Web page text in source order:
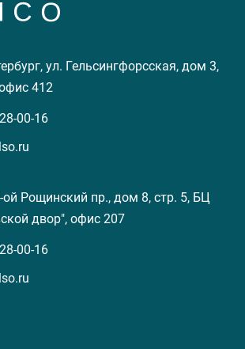
ул. Гельсингфорсская, дом 3,
412
00-16
ой Рощинский пр., дом 8, стр. 5, БЦ
двор", офис 207
00-16